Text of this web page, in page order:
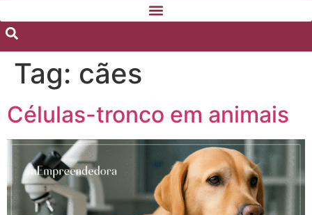
Tag: cães
Células-tronco em animais